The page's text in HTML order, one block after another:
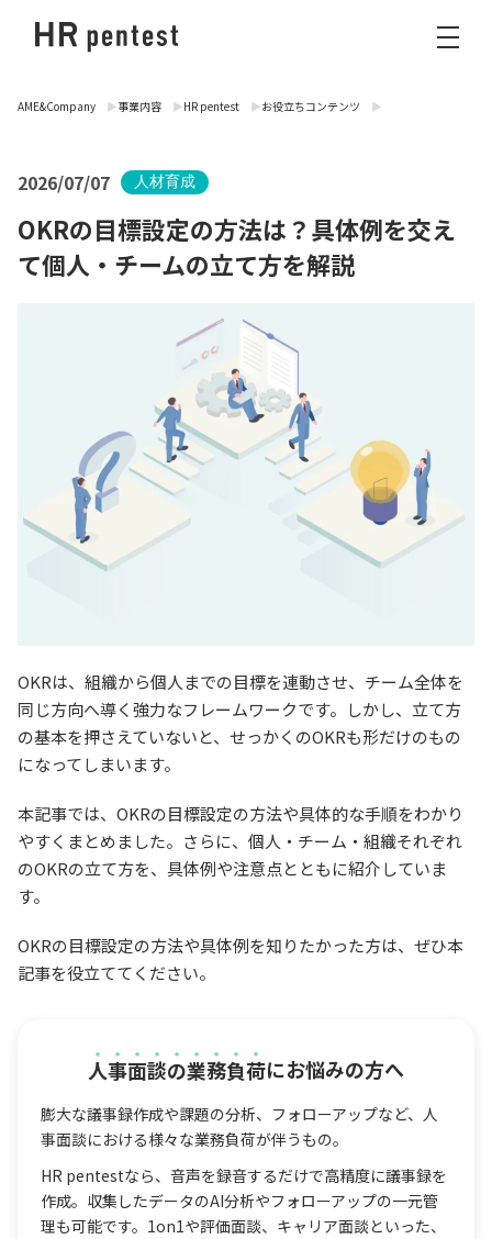
AME&Company 事業内容 HR pentest お役立ちコンテンツ
2026/07/07 人材育成
OKRの目標設定の方法は？具体例を交え
て個人・チームの立て方を解説
OKRは、組織から個人までの目標を連動させ、チーム全体を
同じ方向へ導く強力なフレームワークです。しかし、立て方
の基本を押さえていないと、せっかくのOKRも形だけのもの
になってしまいます。
本記事では、OKRの目標設定の方法や具体的な手順をわかり
やすくまとめました。さらに、個人・チーム・組織それぞれ
のOKRの立て方を、具体例や注意点とともに紹介していま
す。
OKRの目標設定の方法や具体例を知りたかった方は、ぜひ本
記事を役立ててください。
人事面談の業務負荷にお悩みの方へ
膨大な議事録作成や課題の分析、フォローアップなど、人
事面談における様々な業務負荷が伴うもの。
HR pentestなら、音声を録音するだけで高精度に議事録を
作成。収集したデータのAI分析やフォローアップの一元管
理も可能です。1on1や評価面談、キャリア面談といった、